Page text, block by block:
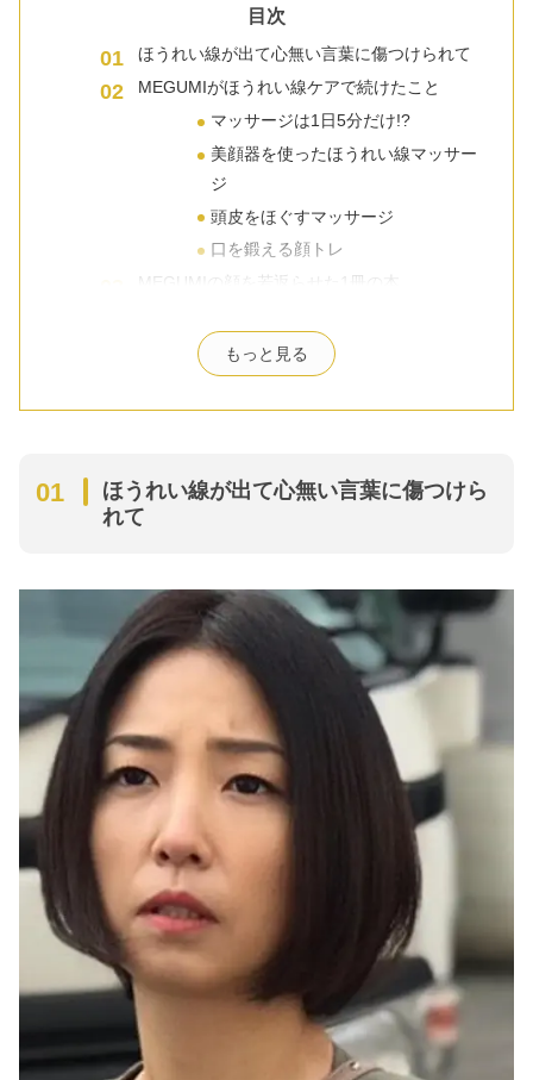
目次
ほうれい線が出て心無い言葉に傷つけられて
MEGUMIがほうれい線ケアで続けたこと
マッサージは1日5分だけ!?
美顔器を使ったほうれい線マッサー
ジ
頭皮をほぐすマッサージ
口を鍛える顔トレ
MEGUMIの顔を若返らせた1冊の本
セルキュア4TPLUS
uka scalp bursh kenzan
まとめ
もっと見る
ほうれい線が出て心無い言葉に傷つけら
れて